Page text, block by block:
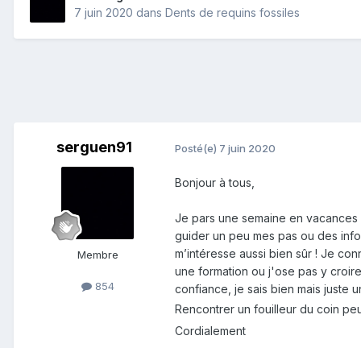
7 juin 2020 dans Dents de requins fossiles
serguen91
Membre
854
Posté(e) 7 juin 2020
Bonjour à tous,
Je pars une semaine en
guider un peu mes pas ou des
m’intéresse aussi bien sûr ! Je
une formation ou j'ose pas y
confiance, je sais bien mais juste
Rencontrer un fouilleur du coin
Cordialement